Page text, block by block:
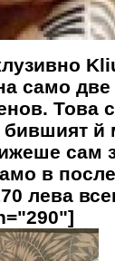
само
Това
бившият
сам
в
лева